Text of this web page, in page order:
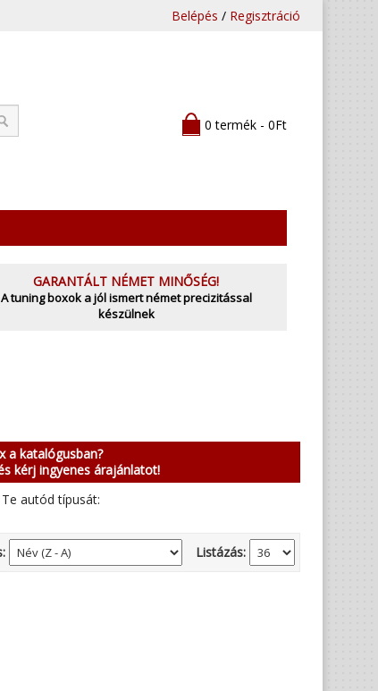
Belépés / Regisztráció
0 termék - 0Ft
GARANTÁLT NÉMET MINŐSÉG!
A tuning boxok a jól ismert német precizitással
készülnek
a katalógusban?
kérj ingyenes árajánlatot!
autód típusát:
Listázás: